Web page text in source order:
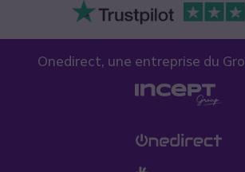
Onedirect, une entreprise du